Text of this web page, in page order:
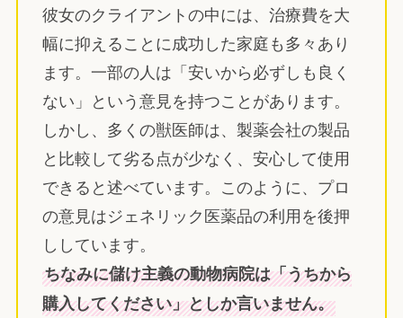
彼女のクライアントの中には、治療費を大
幅に抑えることに成功した家庭も多々あり
ます。一部の人は「安いから必ずしも良く
ない」という意見を持つことがあります。
しかし、多くの獣医師は、製薬会社の製品
と比較して劣る点が少なく、安心して使用
できると述べています。このように、プロ
の意見はジェネリック医薬品の利用を後押
ししています。
ちなみに儲け主義の動物病院は「うちから
購入してください」としか言いません。